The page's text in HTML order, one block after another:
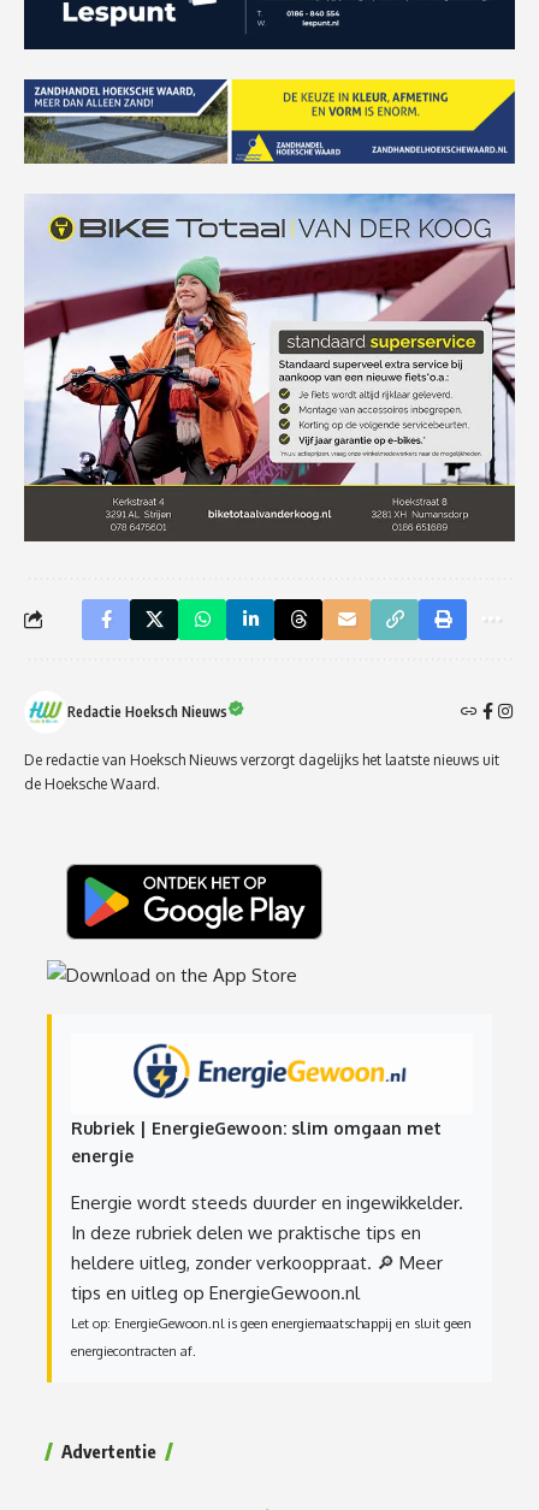
Redactie Hoeksch Nieuws
De redactie van Hoeksch Nieuws verzorgt dagelijks het laatste nieuws uit
de Hoeksche Waard.
Rubriek | EnergieGewoon: slim omgaan met
energie
Energie wordt steeds duurder en ingewikkelder.
In deze rubriek delen we praktische tips en
heldere uitleg, zonder verkooppraat. 🔎 Meer
tips en uitleg op EnergieGewoon.nl
Let op: EnergieGewoon.nl is geen energiemaatschappij en sluit geen
energiecontracten af.
Advertentie